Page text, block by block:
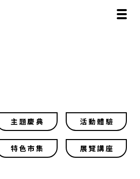
主題慶典 活動體驗
特色市集 展覽講座